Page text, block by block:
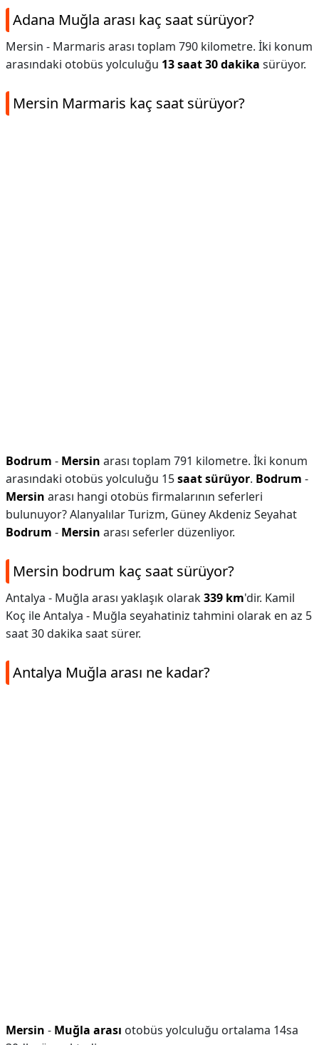
Adana Muğla arası kaç saat sürüyor?
Mersin - Marmaris arası toplam 790 kilometre. İki konum
arasındaki otobüs yolculuğu 13 saat 30 dakika sürüyor.
Mersin Marmaris kaç saat sürüyor?
Bodrum - Mersin arası toplam 791 kilometre. İki konum
arasındaki otobüs yolculuğu 15saat sürüyor. Bodrum -
Mersin arası hangi otobüs firmalarının seferleri
bulunuyor? Alanyalılar Turizm, Güney Akdeniz Seyahat
Bodrum - Mersin arası seferler düzenliyor.
Mersin bodrum kaç saat sürüyor?
Antalya - Muğla arası yaklaşık olarak339 km'dir. Kamil
Koç ile Antalya - Muğla seyahatiniz tahmini olarak en az 5
saat 30 dakika saat sürer.
Antalya Muğla arası ne kadar?
Mersin - Muğla arası otobüs yolculuğu ortalama 14sa